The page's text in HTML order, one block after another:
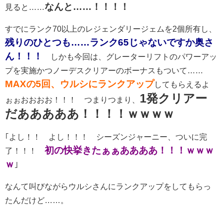
見ると…… なんと……！！！！
すでにランク70以上のレジェンダリージェムを2個所有し、
残りのひとつも……ランク65じゃないですか奥さ
ん！！！
しかも今回は、グレーターリフトのパワーアッ
プを実施かつノーデスクリアーのボーナスもついて……
MAXの5回、ウルシにランクアップしてもらえるよ
ぉぉおおおお！！！ つまりつまり、 1発クリアー
だあああああ！！！！ｗｗｗｗ
｢よし！！ よし！！！ シーズンジャーニー、ついに完
了！！！ 初の快挙きたぁぁああああ！！！ｗｗｗ
ｗ ｣
なんて叫びながらウルシさんにランクアップをしてもらっ
たんだけど……。